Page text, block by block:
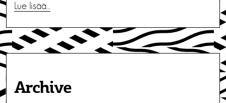
Lue lisää…
Archive